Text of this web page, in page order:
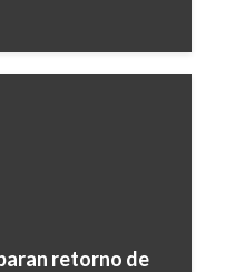
retorno de